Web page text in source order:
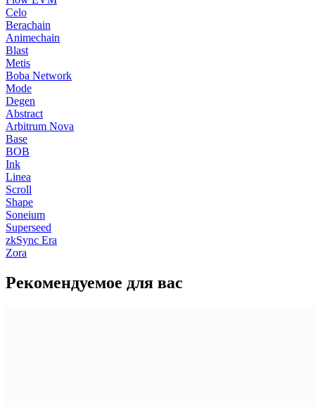
Celo
Berachain
Animechain
Blast
Metis
Boba Network
Mode
Degen
Abstract
Arbitrum Nova
Base
BOB
Ink
Linea
Scroll
Shape
Soneium
Superseed
zkSync Era
Zora
Рекомендуемое для вас